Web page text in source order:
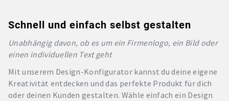
Schnell und einfach selbst gestalten
Unabhängig davon, ob es um ein Firmenlogo, ein Bild oder
einen individuellen Text geht
Mit unserem Design-Konfigurator kannst du deine eigene
Kreativität entdecken und das perfekte Produkt für dich
oder deinen Kunden gestalten. Wähle einfach ein Design